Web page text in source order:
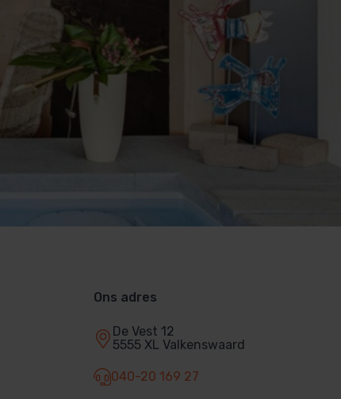
Ons adres
De Vest 12
5555 XL Valkenswaard
040-20 169 27